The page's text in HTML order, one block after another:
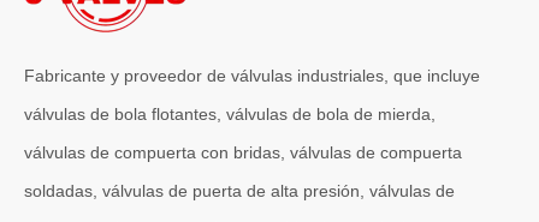
Fabricante y proveedor de válvulas industriales, que incluye
válvulas de bola flotantes, válvulas de bola de mierda,
válvulas de compuerta con bridas, válvulas de compuerta
soldadas, válvulas de puerta de alta presión, válvulas de